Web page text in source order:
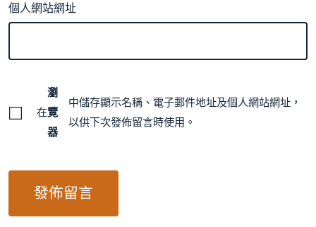
個人網站網址
在
瀏
覽
器
中儲存顯示名稱、電子郵件地址及個人網站網址，
以供下次發佈留言時使用。